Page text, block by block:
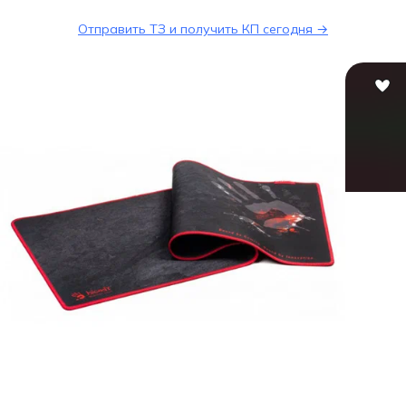
Отправить ТЗ и получить КП сегодня →